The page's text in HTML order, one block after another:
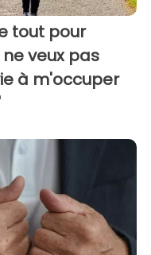
tout pour
veux pas
à m'occuper